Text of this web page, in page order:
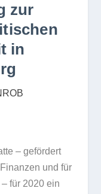
zur
in
– geför­dert
und für
für 2020 ein